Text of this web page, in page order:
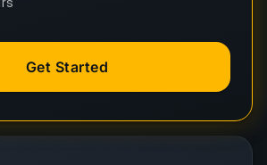
Get Started